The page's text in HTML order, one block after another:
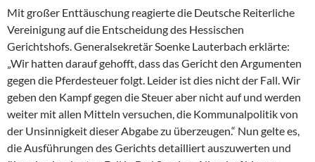
Mit großer Enttäuschung reagierte die Deutsche Reiterliche
Vereinigung auf die Entscheidung des Hessischen
Gerichtshofs. Generalsekretär Soenke Lauterbach erklärte:
„Wir hatten darauf gehofft, dass das Gericht den Argumenten
gegen die Pferdesteuer folgt. Leider ist dies nicht der Fall. Wir
geben den Kampf gegen die Steuer aber nicht auf und werden
weiter mit allen Mitteln versuchen, die Kommunalpolitik von
der Unsinnigkeit dieser Abgabe zu überzeugen.“ Nun gelte es,
die Ausführungen des Gerichts detailliert auszuwerten und